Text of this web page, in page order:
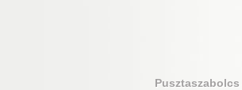
Pusztaszabolcs